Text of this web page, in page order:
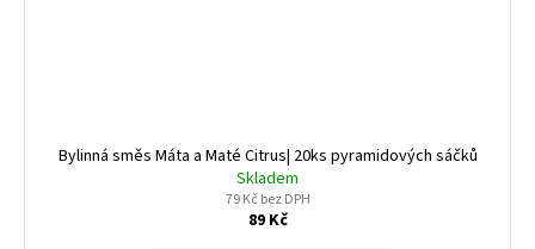
Bylinná směs Máta a Maté Citrus| 20ks pyramidových sáčků
Skladem
79 Kč bez DPH
89 Kč